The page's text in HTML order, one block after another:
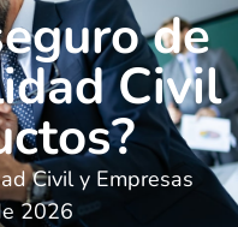
de
Civil
Civil y Empresas
2026